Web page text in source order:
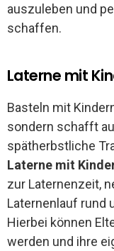
auszuleben und
schaffen.
Laterne mit
Basteln mit
sondern schafft
spätherbstliche
Laterne mit
zur Laternenzeit,
Laternenlauf rund
Hierbei können
werden und ihre